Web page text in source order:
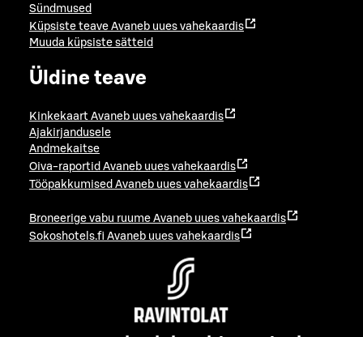
Sündmused
Küpsiste teave Avaneb uues vahekaardis
Muuda küpsiste sätteid
Üldine teave
Kinkekaart Avaneb uues vahekaardis
Ajakirjandusele
Andmekaitse
Oiva-raportid Avaneb uues vahekaardis
Tööpakkumised Avaneb uues vahekaardis
Broneerige vabu ruume Avaneb uues vahekaardis
Sokoshotels.fi Avaneb uues vahekaardis